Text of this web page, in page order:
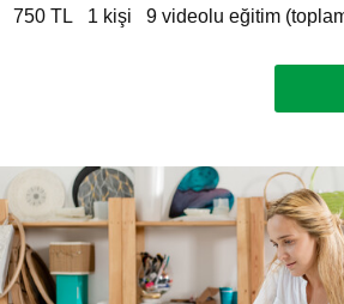
750 TL 1 kişi 9 videolu eğitim